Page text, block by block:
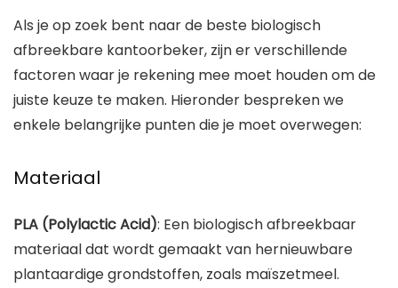
Als je op zoek bent naar de beste biologisch
afbreekbare kantoorbeker, zijn er verschillende
factoren waar je rekening mee moet houden om de
juiste keuze te maken. Hieronder bespreken we
enkele belangrijke punten die je moet overwegen:
Materiaal
PLA (Polylactic Acid): Een biologisch afbreekbaar
materiaal dat wordt gemaakt van hernieuwbare
plantaardige grondstoffen, zoals maïszetmeel.